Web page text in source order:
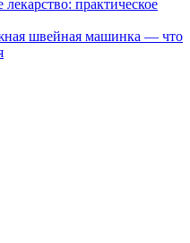
лекарство: практическое
швейная машинка — что